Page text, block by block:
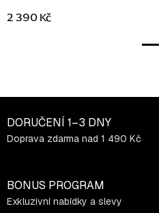
2 390 Kč
DORUČENÍ 1–3 DNY
Doprava zdarma nad 1 490 Kč
BONUS PROGRAM
Exkluzivní nabídky a slevy